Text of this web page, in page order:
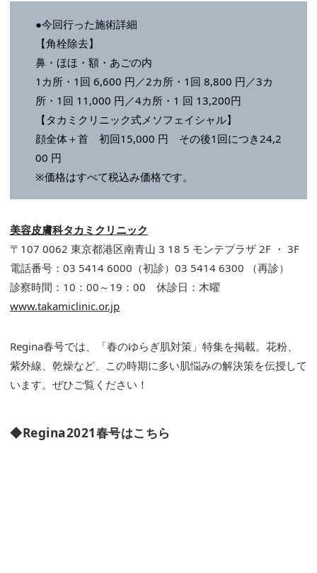
●今回行った施術詳細
【角栓除去】
鼻・ほほ・額・あごの内
1カ所・1回 6,600 円／2カ所・1回 8,800 円／3カ
所・1回 11,000 円／4カ所・1 回 13,200円
【タカミクリニック式メソフェイシャル】
顔全体＋首 初回15,000 円 その後1回につき24,2
00 円
※価格はすべて税込み価格です。
美容皮膚科タカミクリニック
〒107 0062 東京都港区南青山 3 18 5 モンテプラザ 2F ・ 3F
電話番号：03 5414 6000（初診）03 5414 6300 （再診）
診察時間：10：00～19：00 休診日：木曜
www.takamiclinic.or.jp
Regina春号では、「春のゆらぎ肌対策」特集を掲載。花粉、
紫外線、乾燥など、この時期に多い肌悩みの解決策を伝授して
います。ぜひご覧ください！
◆Regina2021春号はこちら